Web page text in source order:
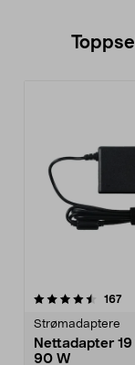
167
Strømadaptere
Nettadapter
90 W
5.0 av 5